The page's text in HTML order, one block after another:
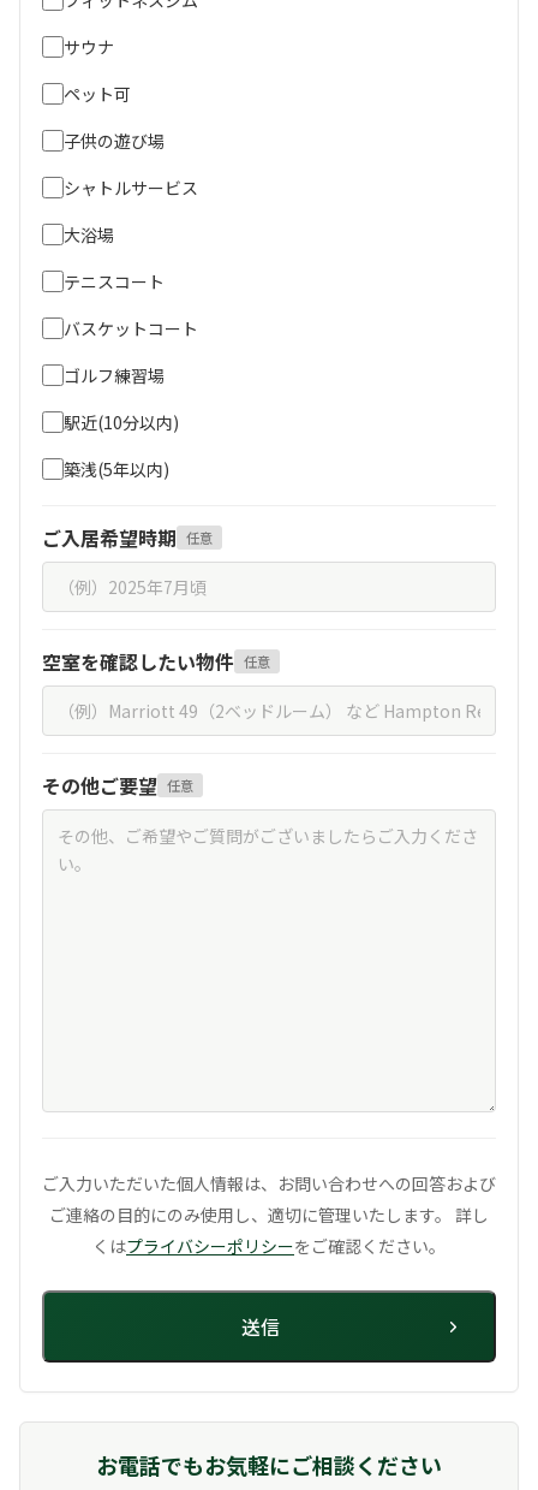
サウナ
ペット可
子供の遊び場
シャトルサービス
大浴場
テニスコート
バスケットコート
ゴルフ練習場
駅近(10分以内)
築浅(5年以内)
ご入居希望時期 任意
空室を確認したい物件 任意
その他ご要望 任意
ご入力いただいた個人情報は、お問い合わせへの回答および
ご連絡の目的にのみ使用し、 適切に管理いたします。 詳し
くはプライバシーポリシーをご確認ください。
お電話でもお気軽にご相談ください